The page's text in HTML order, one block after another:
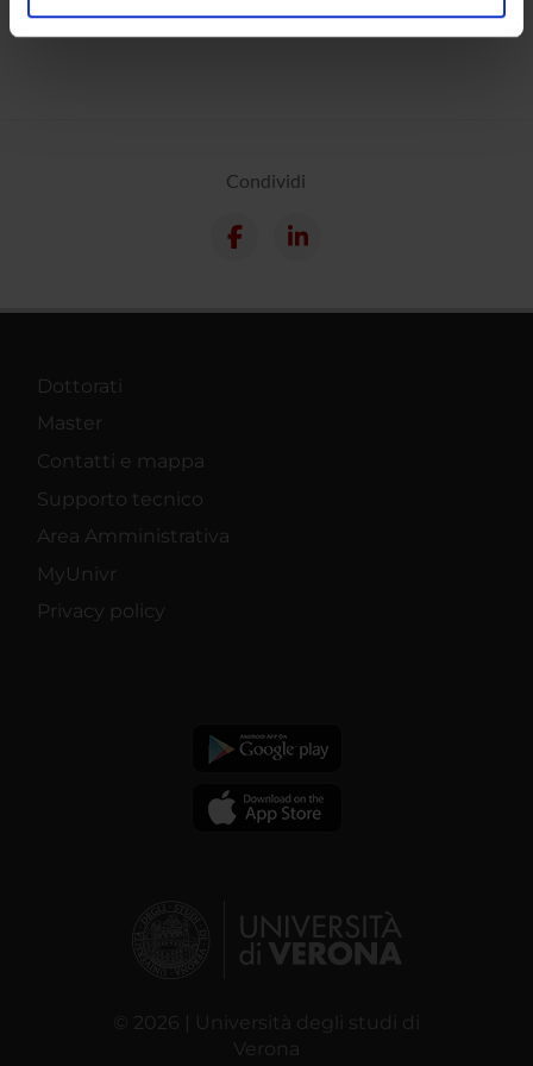
analizzare il nostro traffico. Condividiamo inoltre
Condividi
Dottorati
Master
Contatti e mappa
Supporto tecnico
Area Amministrativa
MyUnivr
Privacy policy
© 2026 | Università degli studi di
Verona